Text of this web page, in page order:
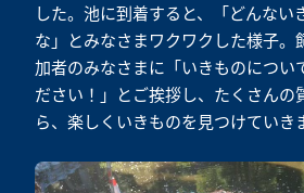
した。池に到着すると、「どんない
な」とみなさまワクワクした様子。
加者のみなさまに「いきものについ
ださい！」とご挨拶し、たくさんの
ら、楽しくいきものを見つけていき